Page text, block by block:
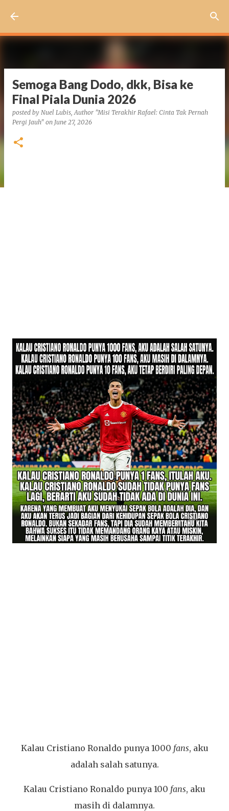
Semoga Bang Dodo, dkk, Bisa ke
Final Piala Dunia 2026
posted by Nuel Lubis, Author "Misi Terakhir Rafael: Cinta Tak Pernah
Pergi Jauh" on June 27, 2026
Kalau Cristiano Ronaldo punya 1000 fans, aku
adalah salah satunya.
Kalau Cristiano Ronaldo punya 100 fans, aku
masih di dalamnya.